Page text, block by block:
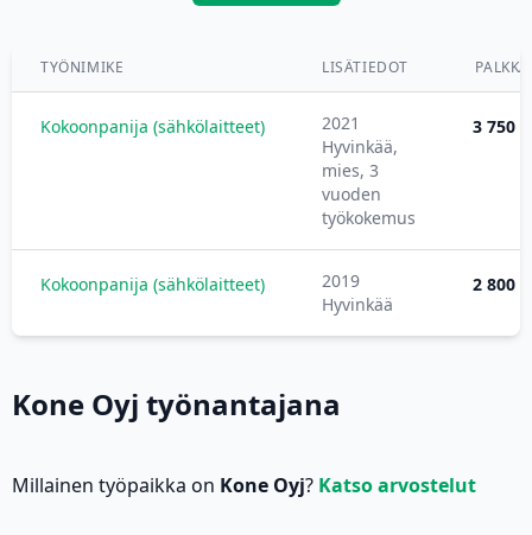
TYÖNIMIKE LISÄTIEDOT PALKKA
Kokoonpanija (sähkölaitteet)
2021
Hyvinkää,
mies, 3
vuoden
työkokemus
3 750 €
Kokoonpanija (sähkölaitteet)
2019
Hyvinkää
2 800 €
Kone Oyj työnantajana
Millainen työpaikka on Kone Oyj? Katso arvostelut